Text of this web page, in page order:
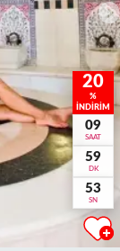
20
%
İNDİRİM
09
SAAT
59
DK
52
SN